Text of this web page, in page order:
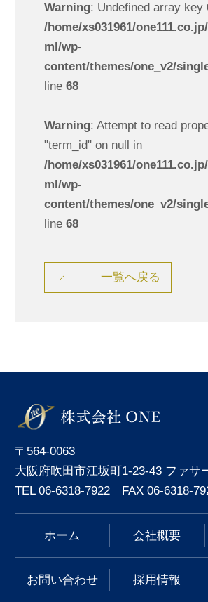
Warning: Undefined array key
/home/xs031961/
ml/wp-
content/themes/one_v2/
line 68
Warning: Attempt to read
"term_id" on null in
/home/xs031961/
ml/wp-
content/themes/one_v2/
line 68
一覧へ戻る
〒564-0063
大阪府吹田市江坂町1-23-43 ファサ
TEL 06-6318-7922 FAX 06-6318-
ホーム 会社概要
お問い合わせ 採用情報